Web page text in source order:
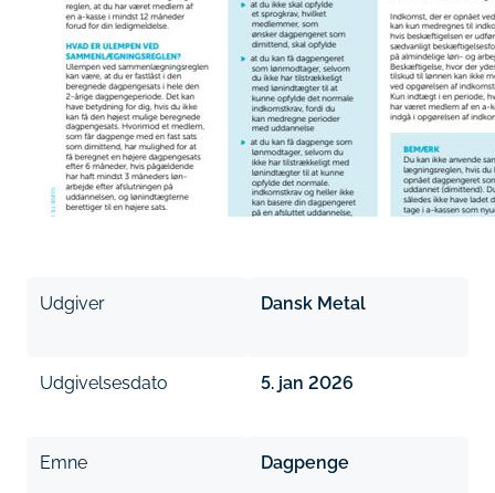
Udgiver Dansk Metal
Udgivelsesdato 5. jan 2026
Emne Dagpenge